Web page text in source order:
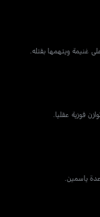
غنيمة ويتهمها بقتله.
فوزية عقليا.
ياسمين.